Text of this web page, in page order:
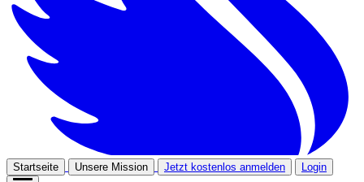
Startseite Unsere Mission Jetzt kostenlos anmelden Login